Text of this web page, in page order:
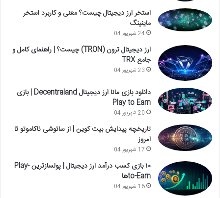
استخر ارز دیجیتال چیست؟ معنی و کاربرد استخر
ماینینگ
24 شهریور 04
ارز دیجیتال ترون (TRON) چیست؟ | راهنمای کامل و
جامع TRX
23 شهریور 04
دانلود بازی مانا ارز دیجیتال Decentraland | بازی
Play to Earn
20 شهریور 04
تاریخچه پیدایش بیت کوین | از ساتوشی ناکاموتو تا
امروز
17 شهریور 04
۱۰ بازی کسب درآمد ارز دیجیتال | پولسازترین Play-
to-Earnها
16 شهریور 04